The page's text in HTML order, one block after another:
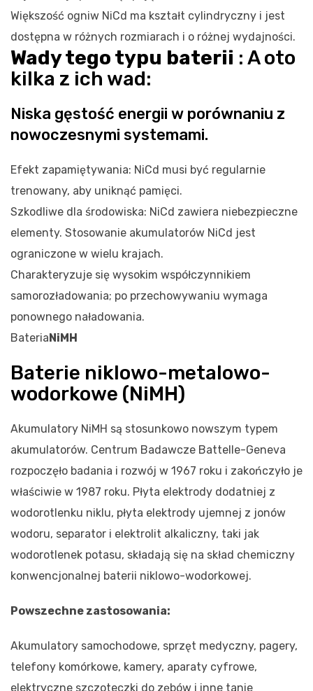
Większość ogniw NiCd ma kształt cylindryczny i jest
dostępna w różnych rozmiarach i o różnej wydajności.
Wady tego typu baterii : A oto
kilka z ich wad:
Niska gęstość energii w porównaniu z
nowoczesnymi systemami.
Efekt zapamiętywania: NiCd musi być regularnie
trenowany, aby uniknąć pamięci.
Szkodliwe dla środowiska: NiCd zawiera niebezpieczne
elementy. Stosowanie akumulatorów NiCd jest
ograniczone w wielu krajach.
Charakteryzuje się wysokim współczynnikiem
samorozładowania; po przechowywaniu wymaga
ponownego naładowania.
Bateria NiMH
Baterie niklowo-metalowo-
wodorkowe (NiMH)
Akumulatory NiMH są stosunkowo nowszym typem
akumulatorów. Centrum Badawcze Battelle-Geneva
rozpoczęło badania i rozwój w 1967 roku i zakończyło je
właściwie w 1987 roku. Płyta elektrody dodatniej z
wodorotlenku niklu, płyta elektrody ujemnej z jonów
wodoru, separator i elektrolit alkaliczny, taki jak
wodorotlenek potasu, składają się na skład chemiczny
konwencjonalnej baterii niklowo-wodorkowej.
Powszechne zastosowania:
Akumulatory samochodowe, sprzęt medyczny, pagery,
telefony komórkowe, kamery, aparaty cyfrowe,
elektryczne szczoteczki do zębów i inne tanie